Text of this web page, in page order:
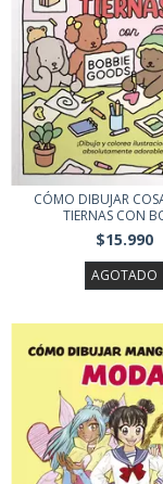
CÓMO DIBUJAR
TIERNAS CON
$15.990
AGOTADO